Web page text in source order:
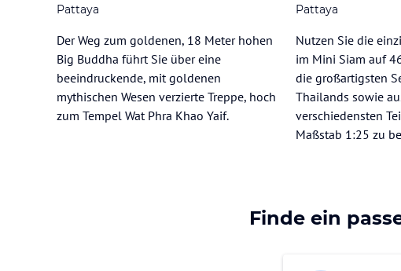
Pattaya
Der Weg zum goldenen, 18 Meter hohen
Big Buddha führt Sie über eine
beeindruckende, mit goldenen
mythischen Wesen verzierte Treppe, hoch
zum Tempel Wat Phra Khao Yaif.
Pattaya
Nutzen Sie die
im Mini Siam auf
die großartigsten
Thailands sowie
verschiedensten
Maßstab 1:25 zu
Finde ein